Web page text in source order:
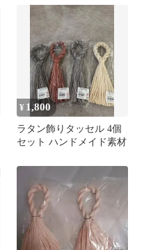
¥ 1,800
ラタン飾りタッセル 4個
セット ハンドメイド素材